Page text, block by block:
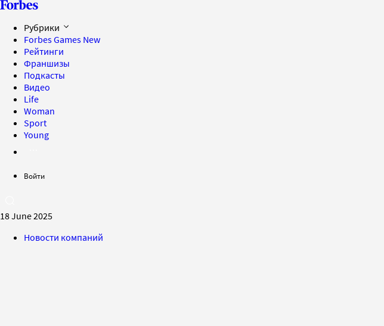
Рубрики
Forbes Games New
Рейтинги
Франшизы
Подкасты
Видео
Life
Woman
Sport
Young
Войти
18 June 2025
Новости компаний